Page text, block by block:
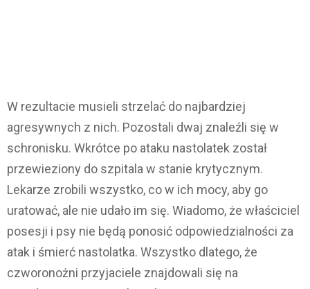
W rezultacie musieli strzelać do najbardziej
agresywnych z nich. Pozostali dwaj znaleźli się w
schronisku. Wkrótce po ataku nastolatek został
przewieziony do szpitala w stanie krytycznym.
Lekarze zrobili wszystko, co w ich mocy, aby go
uratować, ale nie udało im się. Wiadomo, że właściciel
posesji i psy nie będą ponosić odpowiedzialności za
atak i śmierć nastolatka. Wszystko dlatego, że
czworonożni przyjaciele znajdowali się na